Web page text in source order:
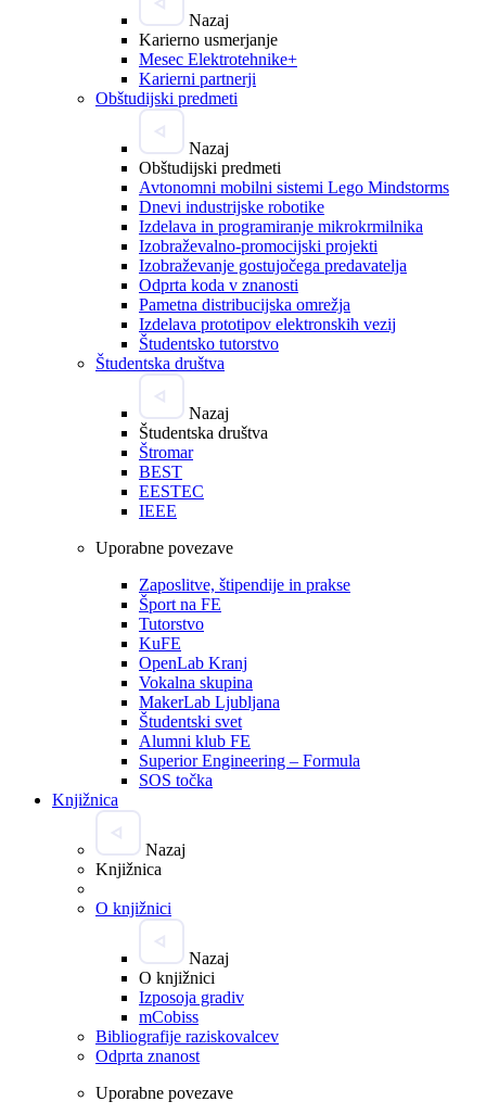
Nazaj
Karierno usmerjanje
Mesec Elektrotehnike+
Karierni partnerji
Obštudijski predmeti
Nazaj
Obštudijski predmeti
Avtonomni mobilni sistemi Lego Mindstorms
Dnevi industrijske robotike
Izdelava in programiranje mikrokrmilnika
Izobraževalno-promocijski projekti
Izobraževanje gostujočega predavatelja
Odprta koda v znanosti
Pametna distribucijska omrežja
Izdelava prototipov elektronskih vezij
Študentsko tutorstvo
Študentska društva
Nazaj
Študentska društva
Štromar
BEST
EESTEC
IEEE
Uporabne povezave
Zaposlitve, štipendije in prakse
Šport na FE
Tutorstvo
KuFE
OpenLab Kranj
Vokalna skupina
MakerLab Ljubljana
Študentski svet
Alumni klub FE
Superior Engineering – Formula
SOS točka
Knjižnica
Nazaj
Knjižnica
O knjižnici
Nazaj
O knjižnici
Izposoja gradiv
mCobiss
Bibliografije raziskovalcev
Odprta znanost
Uporabne povezave